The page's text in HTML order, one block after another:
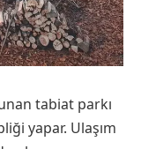
tabiat parkı
yapar. Ulaşım